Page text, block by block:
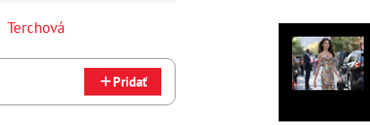
Terchová
Pridať